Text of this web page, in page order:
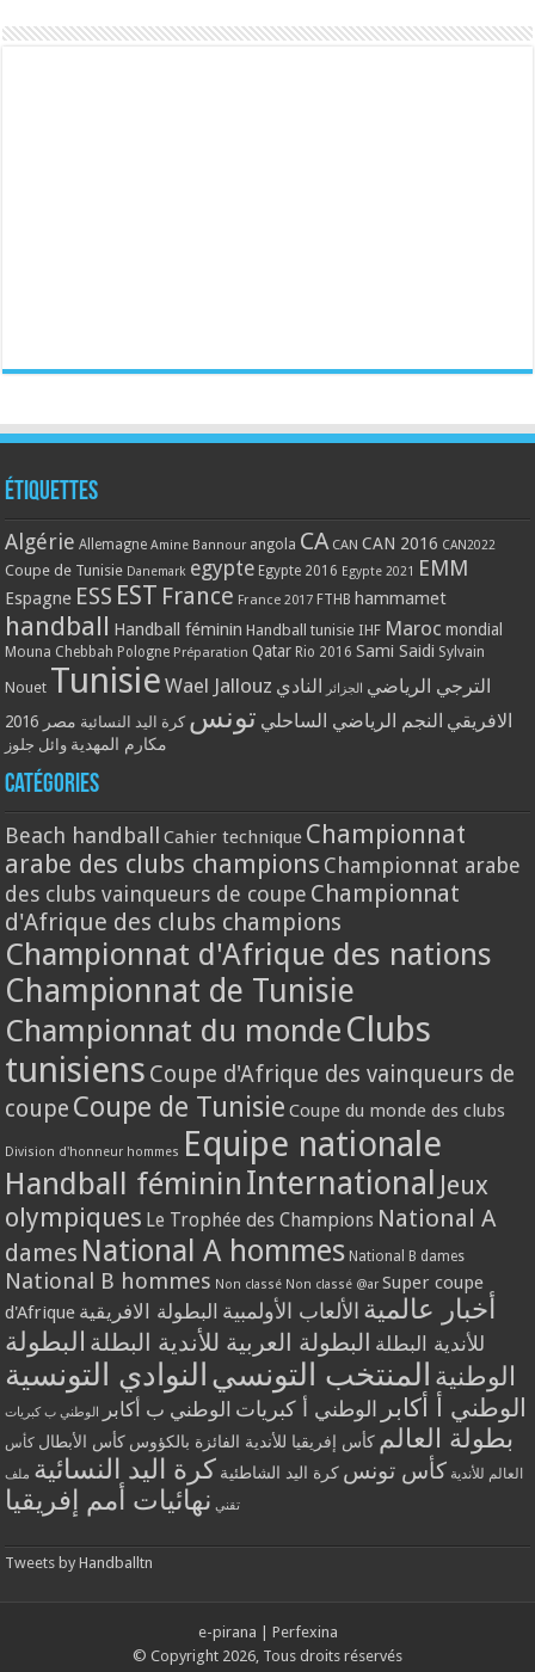
Étiquettes
Algérie Allemagne Amine Bannour angola CA CAN CAN 2016 CAN2022
Coupe de Tunisie Danemark egypte Egypte 2016 Egypte 2021 EMM
Espagne ESS EST France France 2017 FTHB hammamet
handball Handball féminin Handball tunisie IHF Maroc mondial
Mouna Chebbah Pologne Préparation Qatar Rio 2016 Sami Saidi Sylvain
Nouet Tunisie Wael Jallouz الترجي الرياضي الجزائر النادي
الافريقي النجم الرياضي الساحلي تونس كرة اليد النسائية مصر 2016
مكارم المهدية وائل جلوز
Catégories
Beach handball Cahier technique Championnat
arabe des clubs champions Championnat arabe
des clubs vainqueurs de coupe Championnat
d'Afrique des clubs champions
Championnat d'Afrique des nations
Championnat de Tunisie
Championnat du monde Clubs
tunisiens Coupe d'Afrique des vainqueurs de
coupe Coupe de Tunisie Coupe du monde des clubs
Division d'honneur hommes Equipe nationale
Handball féminin International Jeux
olympiques Le Trophée des Champions National A
dames National A hommes National B dames
National B hommes Non classé Non classé @ar Super coupe
d'Afrique
أخبار عالمية الألعاب الأولمبية البطولة الافريقية
للأندية البطلة البطولة العربية للأندية البطلة البطولة
الوطنية المنتخب التونسي النوادي التونسية
الوطني أ أكابر الوطني أ كبريات الوطني ب أكابر الوطني ب كبريات
بطولة العالم كأس إفريقيا للأندية الفائزة بالكؤوس كأس الأبطال كأس
العالم للأندية كأس تونس كرة اليد الشاطئية كرة اليد النسائية ملف
تقني نهائيات أمم إفريقيا
Tweets by Handballtn
e-pirana
Perfexina
© Copyright 2026, Tous droits réservés